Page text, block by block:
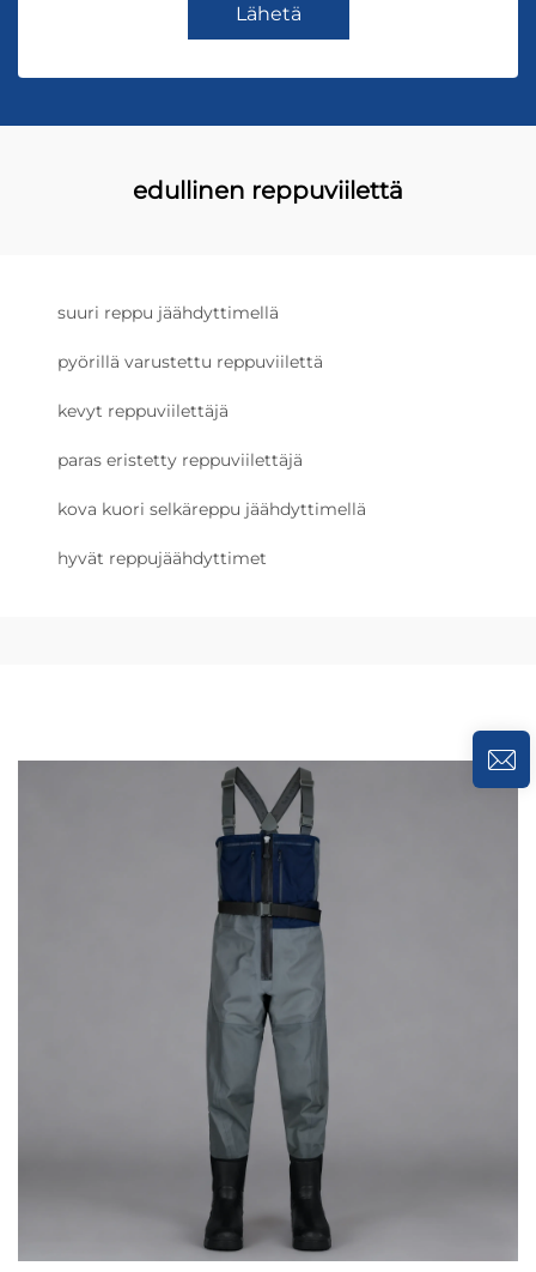
Lähetä
edullinen reppuviilettä
suuri reppu jäähdyttimellä
pyörillä varustettu reppuviilettä
kevyt reppuviilettäjä
paras eristetty reppuviilettäjä
kova kuori selkäreppu jäähdyttimellä
hyvät reppujäähdyttimet